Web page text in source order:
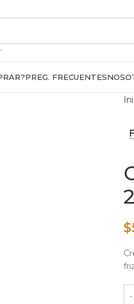
PREG. FRECUENTES
$